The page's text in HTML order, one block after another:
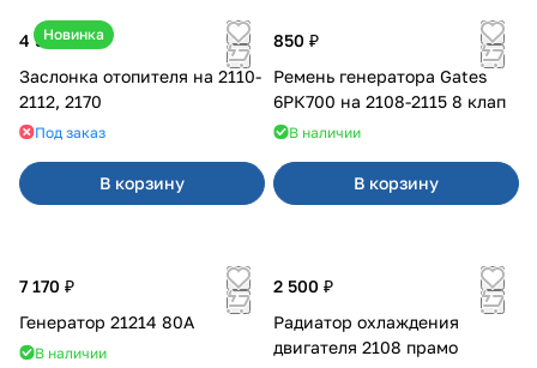
Новинка
4 500 ₽
Заслонка отопителя на 2110-
2112, 2170
Под заказ
В корзину
850 ₽
Ремень генератора Gates
6РК700 на 2108-2115 8 клап
В наличии
В корзину
7 170 ₽
Генератор 21214 80А
В наличии
2 500 ₽
Радиатор охлаждения
двигателя 2108 прамо